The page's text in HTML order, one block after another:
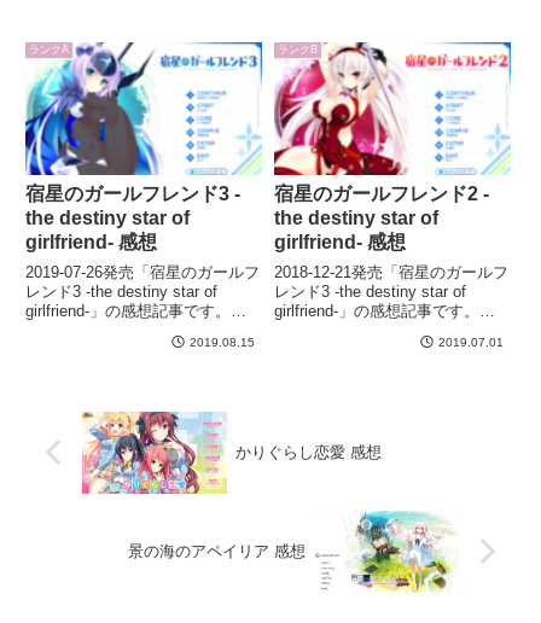
ランクA
宿星のガールフレンド3 -
the destiny star of
girlfriend- 感想
2019-07-26発売「宿星のガールフ
レンド3 -the destiny star of
girlfriend-」の感想記事です。※
2019.08.15
ランクB
宿星のガールフレンド2 -
the destiny star of
girlfriend- 感想
2018-12-21発売「宿星のガールフ
レンド3 -the destiny star of
girlfriend-」の感想記事です。※
2019.07.01
かりぐらし恋愛 感想
景の海のアペイリア 感想